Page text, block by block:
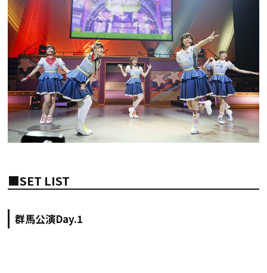
■SET LIST
群馬公演Day.1